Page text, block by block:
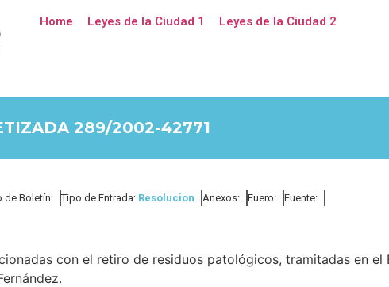
Home Leyes de la Ciudad 1 Leyes de la Ciudad 2
289/2002-42771
de Boletín: Tipo de Entrada: Resolucion Anexos: Fuero: Fuente:
con el retiro de residuos patológicos, tramitadas en el